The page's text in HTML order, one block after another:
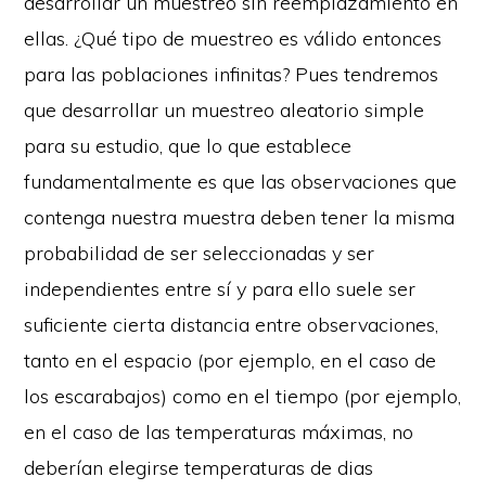
ellas. ¿Qué tipo de muestreo es válido entonces
para las poblaciones infinitas? Pues tendremos
que desarrollar un muestreo aleatorio simple
para su estudio, que lo que establece
fundamentalmente es que las observaciones que
contenga nuestra muestra deben tener la misma
probabilidad de ser seleccionadas y ser
independientes entre sí y para ello suele ser
suficiente cierta distancia entre observaciones,
tanto en el espacio (por ejemplo, en el caso de
los escarabajos) como en el tiempo (por ejemplo,
en el caso de las temperaturas máximas, no
deberían elegirse temperaturas de dias